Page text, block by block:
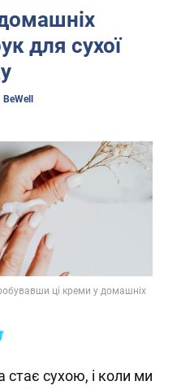
для сухої
BeWell
ці креми у домашніх
сухою, і коли ми